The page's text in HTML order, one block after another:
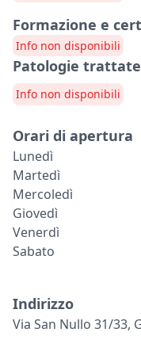
Formazione e
Info non disponibili
Patologie trattate
Info non disponibili
Orari di apertura
Lunedì
Martedì
Mercoledì
Giovedì
Venerdì
Sabato
Indirizzo
Via San Nullo 31/33,